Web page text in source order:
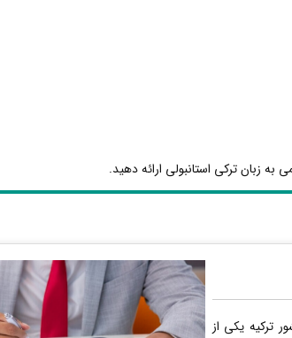
به زبان ترکی استانبولی ارائه دهید.
ترکیه یکی از